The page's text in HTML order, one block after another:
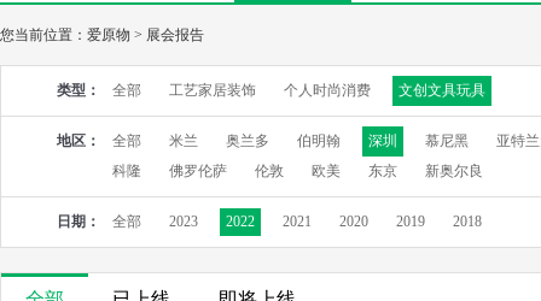
您当前位置： 爱原物 > 展会报告
类型： 全部 工艺家居装饰 个人时尚消费 文创文具玩具
地区： 全部 米兰 奥兰多 伯明翰 深圳 慕尼黑
亚特
科隆
佛罗伦萨 伦敦 欧美 东京 新奥尔良
日期： 全部 2023 2022 2021 2020 2019 2018